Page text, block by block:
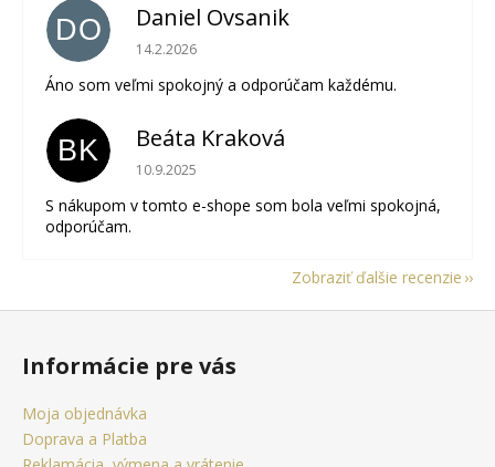
DO Daniel Ovsanik
Hodnotenie obchodu je 5 z 5 hviezdičiek.
14.2.2026
Áno som veľmi spokojný a odporúčam každému.
BK Beáta Kraková
Hodnotenie obchodu je 5 z 5 hviezdičiek.
10.9.2025
S nákupom v tomto e-shope som bola veľmi spokojná,
odporúčam.
Zobraziť ďalšie recenzie
Informácie pre vás
Moja objednávka
Doprava a Platba